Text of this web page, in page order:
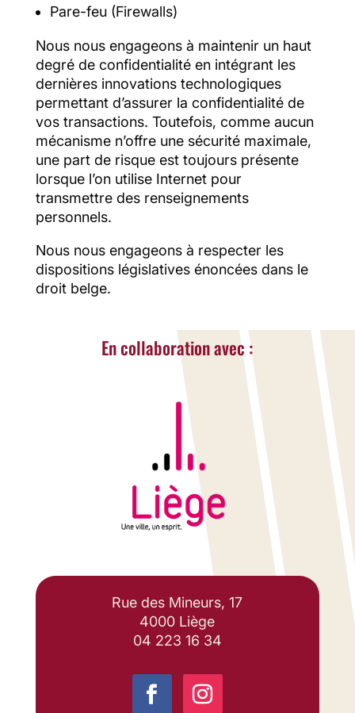
Pare-feu (Firewalls)
Nous nous engageons à maintenir un haut
degré de confidentialité en intégrant les
dernières innovations technologiques
permettant d’assurer la confidentialité de
vos transactions. Toutefois, comme aucun
mécanisme n’offre une sécurité maximale,
une part de risque est toujours présente
lorsque l’on utilise Internet pour
transmettre des renseignements
personnels.
Nous nous engageons à respecter les
dispositions législatives énoncées dans le
droit belge.
En collaboration avec :
Rue des Mineurs, 17
4000 Liège
04 223 16 34